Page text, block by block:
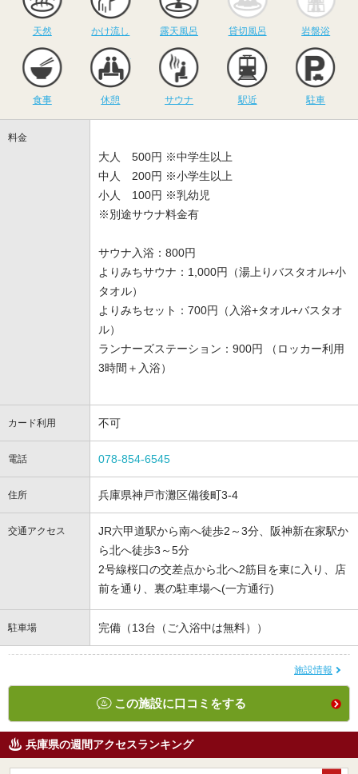
天然 かけ流し 露天風呂 貸切風呂 岩盤浴
食事 休憩
サウナ
サウナ 駅近 駐車
料金
大人 500円 ※中学生以上
中人 200円 ※小学生以上
小人 100円 ※乳幼児
※別途サウナ料金有
サウナ入浴：800円
よりみちサウナ：1,000円（湯上りバスタオル+小
タオル）
よりみちセット：700円（入浴+タオル+バスタオ
ル）
ランナーズステーション：900円 （ロッカー利用
3時間＋入浴）
カード利用 不可
電話 078-854-6545
住所 兵庫県神戸市灘区備後町3-4
交通アクセス
JR六甲道駅から南へ徒歩2～3分、阪神新在家駅か
ら北へ徒歩3～5分
2号線桜口の交差点から北へ2筋目を東に入り、店
前を通り、裏の駐車場へ(一方通行)
駐車場 完備（13台（ご入浴中は無料））
施設情報
この施設に口コミをする
兵庫県の週間アクセスランキング